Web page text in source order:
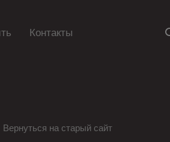
Контакты
Вернуться на старый сайт